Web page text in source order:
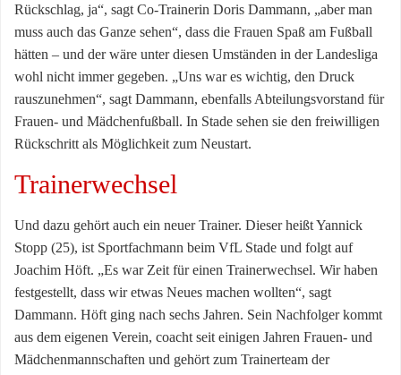
Rückschlag, ja“, sagt Co-Trainerin Doris Dammann, „aber man
muss auch das Ganze sehen“, dass die Frauen Spaß am Fußball
hätten – und der wäre unter diesen Umständen in der Landesliga
wohl nicht immer gegeben. „Uns war es wichtig, den Druck
rauszunehmen“, sagt Dammann, ebenfalls Abteilungsvorstand für
Frauen- und Mädchenfußball. In Stade sehen sie den freiwilligen
Rückschritt als Möglichkeit zum Neustart.
Trainerwechsel
Und dazu gehört auch ein neuer Trainer. Dieser heißt Yannick
Stopp (25), ist Sportfachmann beim VfL Stade und folgt auf
Joachim Höft. „Es war Zeit für einen Trainerwechsel. Wir haben
festgestellt, dass wir etwas Neues machen wollten“, sagt
Dammann. Höft ging nach sechs Jahren. Sein Nachfolger kommt
aus dem eigenen Verein, coacht seit einigen Jahren Frauen- und
Mädchenmannschaften und gehört zum Trainerteam der